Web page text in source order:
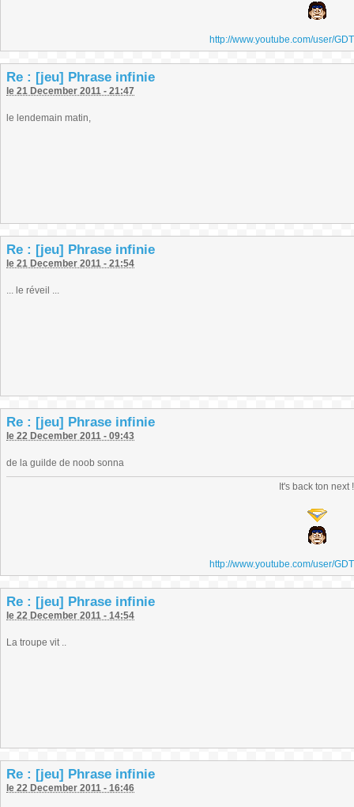
http://www.youtube.com/user/
Re : [jeu] Phrase infinie
le 21 December 2011 - 21:47
le lendemain matin,
Re : [jeu] Phrase infinie
le 21 December 2011 - 21:54
... le réveil ...
Re : [jeu] Phrase infinie
le 22 December 2011 - 09:43
de la guilde de noob sonna
It's back ton next !
http://www.youtube.com/user/
Re : [jeu] Phrase infinie
le 22 December 2011 - 14:54
La troupe vit ..
Re : [jeu] Phrase infinie
le 22 December 2011 - 16:46